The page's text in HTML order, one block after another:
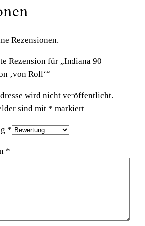
Rezensionen.
Rezension für „Indiana 90
‚von Roll‘“
wird nicht veröffentlicht.
sind mit * markiert
*
*